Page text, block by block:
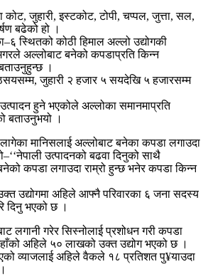
कोट, जुहारी, इस्टकोट, टोपी, चप्पल, जुत्ता, सल,
बढेको हो ।
स्थितको कोठी हिमाल अल्लो उद्योगकी
अल्लोबाट बनेको कपडाप्रति किन्न
।
जुहारी २ हजार ५ सयदेखि ५ हजारसम्म
उत्पादन हुने भएकोले अल्लोका समानमाप्रति
बताउनुभयो ।
मानिसलाई अल्लोबाट बनेका कपडा लगाउदा
उत्पादनको बढवा दिनुको साथै
कपडा लगाउदा राम्रो हुन्छ भनेर कपडा किन्न
उद्योगमा अहिले आफ्नै परिवारका ६ जना सदस्य
दिनु भएको छ ।
लगानी गरेर सिस्नोलाई प्रशोधन गरी कपडा
अहिले ५० लाखको उक्त उद्योग भएको छ ।
व्याजलाई अहिले वैकले १८ प्रतिशत पु¥याउदा